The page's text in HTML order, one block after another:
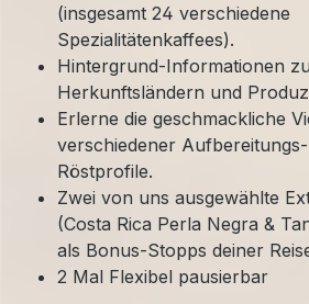
(insgesamt 24 verschiedene
Spezialitätenkaffees).
Hintergrund-Informationen
Herkunftsländern und
Erlerne die geschmackliche
verschiedener
Röstprofile.
Zwei von uns ausgewählte
(Costa Rica Perla Negra &
als Bonus-Stopps deiner
2 Mal Flexibel pausierbar